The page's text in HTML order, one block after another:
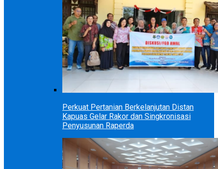
Perkuat Pertanian Berkelanjutan Distan
Kapuas Gelar Rakor dan Singkronisasi
Penyusunan Raperda